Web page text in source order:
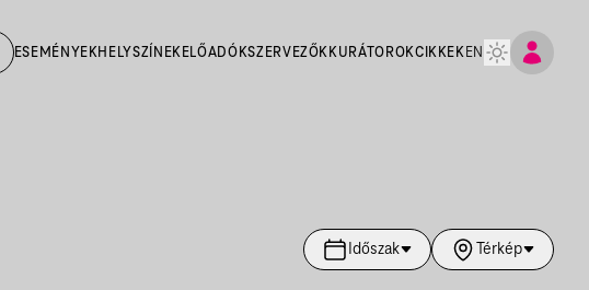
ESEMÉNYEKHELYSZÍNEK ELŐADÓKSZERVEZŐK KURÁTOROKCIKKEK EN
Időszak Térkép